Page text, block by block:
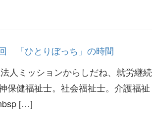
「ひとりぼっち」の時間
人ミッションからしだね、就労継続
保健福祉士。社会福祉士。介護福祉
[…]